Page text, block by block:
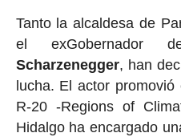
Tanto la alcaldesa de
el exGobernador
Scharzenegger, han
lucha. El actor
R-20 -Regions of
Hidalgo ha encargado